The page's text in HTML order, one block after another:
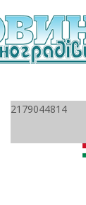
2179044814